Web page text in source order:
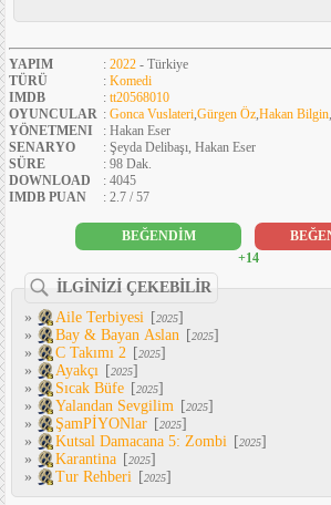
YAPIM : 2022 - Türkiye
TÜRÜ
: Komedi
IMDB
: tt20568010
OYUNCULAR : Gonca Vuslateri,Gürgen Öz,Hakan Bilgin,
YÖNETMENI
: Hakan Eser
SENARYO
: Şeyda Delibaşı, Hakan Eser
SÜRE
: 98 Dak.
DOWNLOAD
: 4045
IMDB PUAN
: 2.7 / 57
BEĞENDİM
+14
İLGİNİZİ ÇEKEBİLİR
»
Aile Terbiyesi [2025]
»
Bay & Bayan Aslan [2025]
»
C Takımı 2 [2025]
»
Ayakçı [2025]
»
Sıcak Büfe [2025]
»
Yalandan Sevgilim [2025]
»
ŞamPİYONlar [2025]
»
Kutsal Damacana 5: Zombi [2025]
»
Karantina [2025]
»
Tur Rehberi [2025]